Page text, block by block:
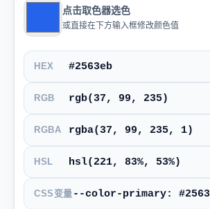
点击取色器选色
或直接在下方输入框修改颜色值
HEX
RGB
RGBA
HSL
CSS变量